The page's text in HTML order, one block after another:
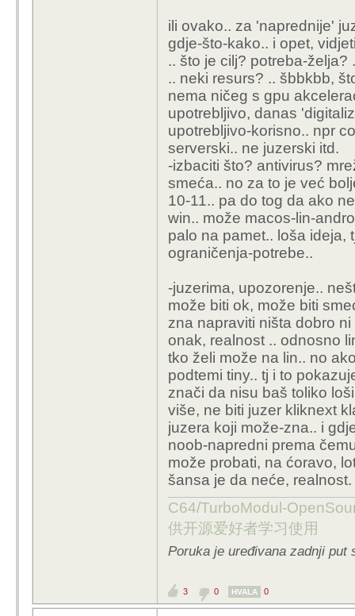
ili ovako.. za 'naprednije'
gdje-što-kako.. i opet,
.. što je cilj? potreba-
.. neki resurs? .. šbbkbb,
nema ničeg s gpu
upotrebljivo, danas
upotrebljivo-korisno.. npr
serverski.. ne juzerski itd.
-izbaciti što? antivirus?
smeća.. no za to je već
10-11.. pa do tog da ako
win.. može macos-lin-
palo na pamet.. loša ideja,
ograničenja-potrebe..
-juzerima, upozorenje..
može biti ok, može biti
zna napraviti ništa dobro
onak, realnost .. odnosno
tko želi može na lin.. no
podtemi tiny.. tj i to
znači da nisu baš toliko
više, ne biti juzer kliknext
juzera koji može-zna.. i
noob-napredni prema
može probati, na ćoravo,
šansa je da neće, realnost.
C64/TurboModul-
供开源爱好者学习使用
Poruka je uređivana zadnji put
3 0 HVALA 0